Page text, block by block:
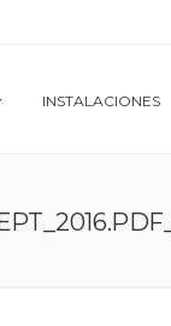
INSTALACIONES